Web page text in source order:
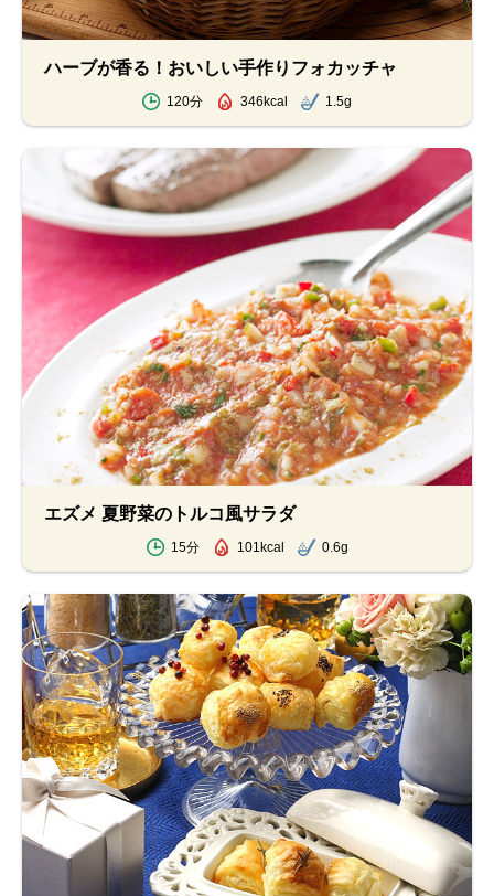
ハーブが香る！おいしい手作りフォカッチャ
120分 346kcal 1.5g
エズメ 夏野菜のトルコ風サラダ
15分 101kcal 0.6g